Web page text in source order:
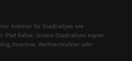
Anbieter für Stadtrallyes wie
iPad Rallye. Unsere Stadtrallyes eignen
Incentive, Weihnachtsfeier oder